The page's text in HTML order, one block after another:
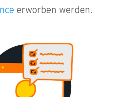
erworben werden.